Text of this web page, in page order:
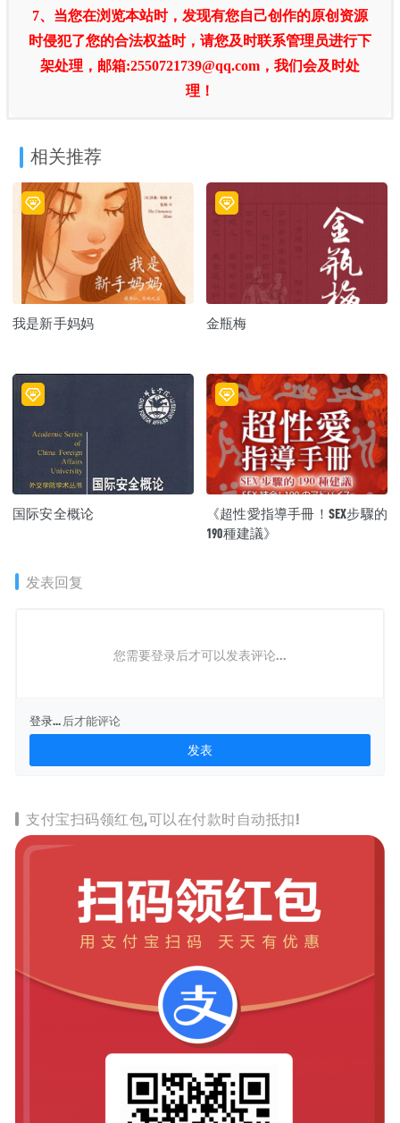
7、当您在浏览本站时，发现有您自己创作的原创资源
时侵犯了您的合法权益时，请您及时联系管理员进行下
架处理，邮箱:2550721739@qq.com，我们会及时处
理！
相关推荐
我是新手妈妈 金瓶梅
国际安全概论
《超性愛指導手冊！SEX步驟的
190種建議》
发表回复
您需要登录后才可以发表评论...
登录... 后才能评论
支付宝扫码领红包,可以在付款时自动抵扣!